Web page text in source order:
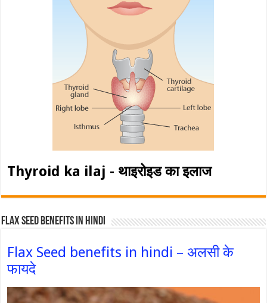
Thyroid ka ilaj - थाइरोइड का इलाज
Flax Seed Benefits in hindi
Flax Seed benefits in hindi – अलसी के
फायदे